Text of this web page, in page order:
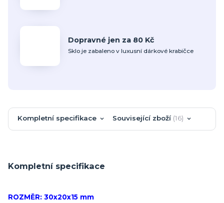
Dopravné jen za 80 Kč
Sklo je zabaleno v luxusní dárkové krabičce
Kompletní specifikace Související zboží 16
Kompletní specifikace
ROZMĚR: 30x20x15 mm